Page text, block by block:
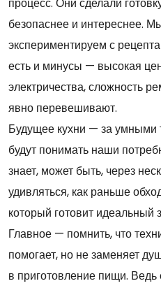
безопаснее и интереснее.
экспериментируем с
есть и минусы — высокая
электричества, сложность
явно перевешивают.
Будущее кухни — за умными
будут понимать наши
знает, может быть, через
удивляться, как раньше
который готовит идеальный
Главное — помнить, что
помогает, но не заменяет
в приготовление пищи.